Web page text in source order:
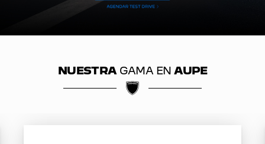
NUESTRA GAMA EN AUPE